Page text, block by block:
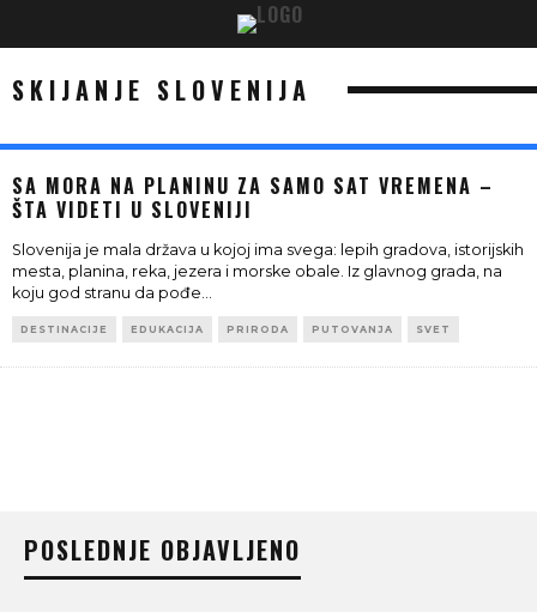
SKIJANJE SLOVENIJA
SA MORA NA PLANINU ZA SAMO SAT VREMENA –
ŠTA VIDETI U SLOVENIJI
Slovenija je mala država u kojoj ima svega: lepih gradova, istorijskih
mesta, planina, reka, jezera i morske obale. Iz glavnog grada, na
koju god stranu da pođe...
DESTINACIJE EDUKACIJA PRIRODA PUTOVANJA SVET
POSLEDNJE OBJAVLJENO